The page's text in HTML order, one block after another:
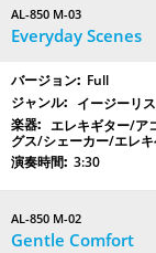
AL-850 M-03
Everyday Scenes
Full
イージーリ
エレキギター/ア
グス/シェーカー/エレ
3:30
AL-850 M-02
Gentle Comfort